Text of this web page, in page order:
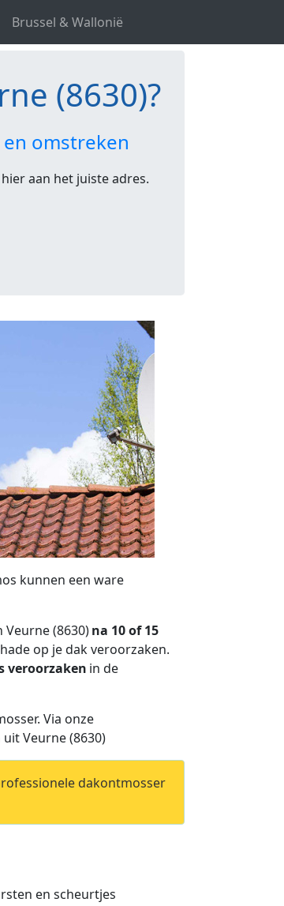
Brussel & Wallonië
(8630)?
omstreken
aan het juiste adres.
kunnen een ware
(8630)na 10 of 15
op je dak veroorzaken.
veroorzaken in de
Via onze
Veurne (8630)
dakontmosser
en scheurtjes